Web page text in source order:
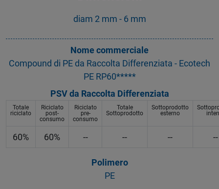
diam 2 mm - 6 mm
Nome commerciale
Compound di PE da Raccolta Differenziata - Ecotech
PE RP60*****
PSV da Raccolta Differenziata
Totale
riciclato
Riciclato
post-
consumo
Riciclato
pre-
consumo
Totale
Sottoprodotto
Sottoprodotto
esterno
60% 60% -- -- -- --
Polimero
PE